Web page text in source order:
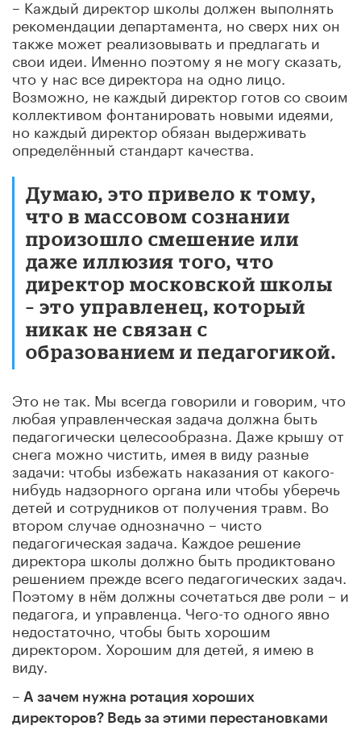
– Каждый директор школы должен выполнять
рекомендации департамента, но сверх них он
также может реализовывать и предлагать и
свои идеи. Именно поэтому я не могу сказать,
что у нас все директора на одно лицо.
Возможно, не каждый директор готов со своим
коллективом фонтанировать новыми идеями,
но каждый директор обязан выдерживать
определённый стандарт качества.
Думаю, это привело к тому,
что в массовом сознании
произошло смешение или
даже иллюзия того, что
директор московской школы
– это управленец, который
никак не связан с
образованием и педагогикой.
Это не так. Мы всегда говорили и говорим, что
любая управленческая задача должна быть
педагогически целесообразна. Даже крышу от
снега можно чистить, имея в виду разные
задачи: чтобы избежать наказания от какого-
нибудь надзорного органа или чтобы уберечь
детей и сотрудников от получения травм. Во
втором случае однозначно – чисто
педагогическая задача. Каждое решение
директора школы должно быть продиктовано
решением прежде всего педагогических задач.
Поэтому в нём должны сочетаться две роли – и
педагога, и управленца. Чего-то одного явно
недостаточно, чтобы быть хорошим
директором. Хорошим для детей, я имею в
виду.
– А зачем нужна ротация хороших
директоров? Ведь за этими перестановками